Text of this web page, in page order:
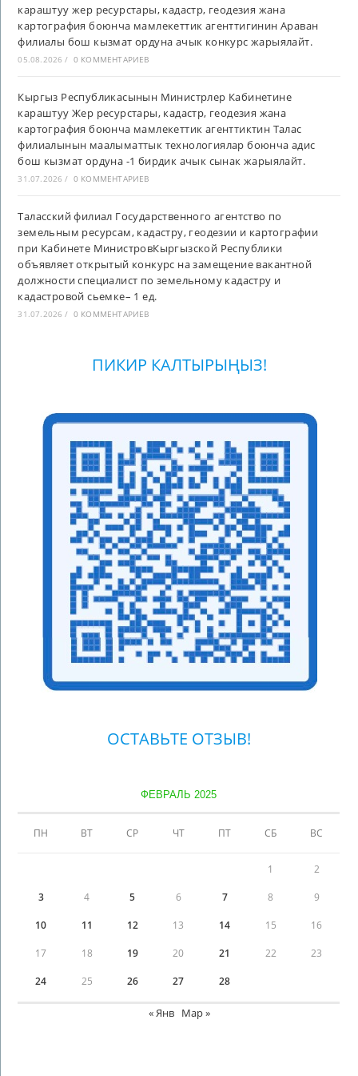
караштуу жер ресурстары, кадастр, геодезия жана
картография боюнча мамлекеттик агенттигинин Араван
филиалы бош кызмат ордуна ачык конкурс жарыялайт.
05.08.2026 / 0 КОММЕНТАРИЕВ
Кыргыз Республикасынын Министрлер Кабинетине
караштуу Жер ресурстары, кадастр, геодезия жана
картография боюнча мамлекеттик агенттиктин Талас
филиалынын маалыматтык технологиялар боюнча адис
бош кызмат ордуна -1 бирдик ачык сынак жарыялайт.
31.07.2026 / 0 КОММЕНТАРИЕВ
Таласский филиал Государственного агентство по
земельным ресурсам, кадастру, геодезии и картографии
при Кабинете МинистровКыргызской Республики
объявляет открытый конкурс на замещение вакантной
должности специалист по земельному кадастру и
кадастровой сьемке– 1 ед.
31.07.2026 / 0 КОММЕНТАРИЕВ
ПИКИР КАЛТЫРЫҢЫЗ!
ОСТАВЬТЕ ОТЗЫВ!
ФЕВРАЛЬ 2025
ПН ВТ СР ЧТ ПТ СБ ВС
1 2
3 4 5 6 7 8 9
10 11 12 13 14 15 16
17 18 19 20 21 22 23
24 25 26 27 28
« Янв Мар »